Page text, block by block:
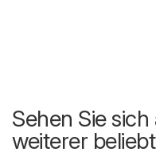
Sehen Sie
weiterer